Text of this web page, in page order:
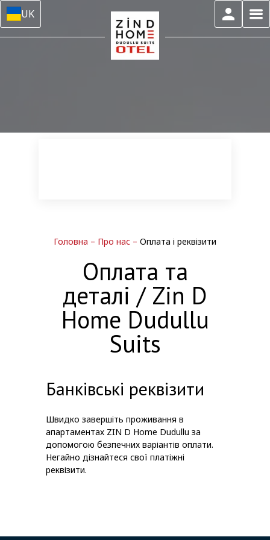
UK
Головна – Про нас – Оплата і реквізити
Оплата та
деталі / Zin D
Home Dudullu
Suits
Банківські реквізити
Швидко завершіть проживання в
апартаментах ZIN D Home Dudullu за
допомогою безпечних варіантів оплати.
Негайно дізнайтеся свої платіжні
реквізити.